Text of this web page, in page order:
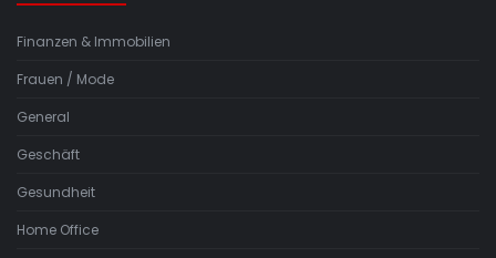
Finanzen & Immobilien
Frauen / Mode
General
Geschäft
Gesundheit
Home Office